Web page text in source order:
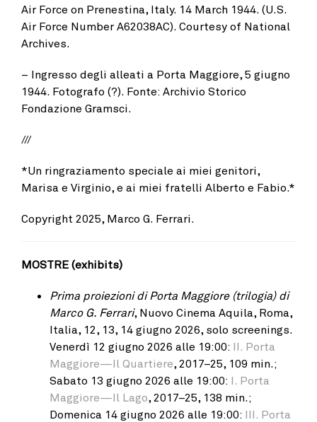
Air Force on Prenestina, Italy. 14 March 1944. (U.S.
Air Force Number A62038AC). Courtesy of National
Archives.
– Ingresso degli alleati a Porta Maggiore, 5 giugno
1944. Fotografo (?). Fonte: Archivio Storico
Fondazione Gramsci.
///
*Un ringraziamento speciale ai miei genitori,
Marisa e Virginio, e ai miei fratelli Alberto e Fabio.*
Copyright 2025, Marco G. Ferrari.
MOSTRE (exhibits)
Prima proiezioni di Porta Maggiore (trilogia) di
Marco G. Ferrari, Nuovo Cinema Aquila, Roma,
Italia, 12, 13, 14 giugno 2026, solo screenings.
Venerdì 12 giugno 2026 alle 19:00: II. Porta
Maggiore—Il Quartiere, 2017–25, 109 min.;
Sabato 13 giugno 2026 alle 19:00: I. Porta
Maggiore—Il Lago, 2017–25, 138 min.;
Domenica 14 giugno 2026 alle 19:00: III. Porta